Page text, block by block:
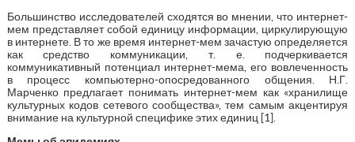
Большинство исследователей сходятся во мнении, что интернет-
мем представляет собой единицу информации, циркулирующую
в интернете. В то же время интернет-мем зачастую определяется
как средство коммуникации, т. е. подчеркивается
коммуникативный потенциал интернет-мема, его вовлеченность
в процесс компьютерно-опосредованного общения. Н.Г.
Марченко предлагает понимать интернет-мем как «хранилище
культурных кодов сетевого сообщества», тем самым акцентируя
внимание на культурной специфике этих единиц [1].